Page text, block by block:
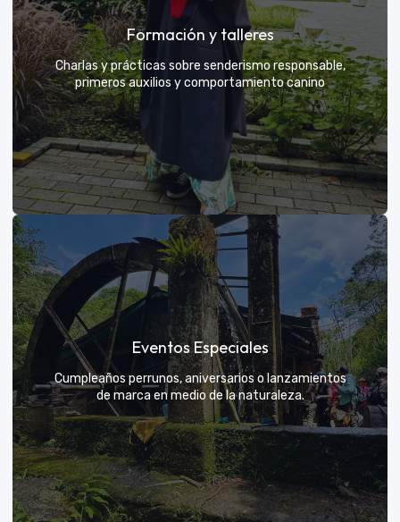
Tú eliges el parche y nosotros nos encargamos de
una aventura exclusiva
Formación y talleres
Charlas y prácticas sobre senderismo responsable,
primeros auxilios y comportamiento canino
Formación y talleres
Aprende de expertos a ser el mejor guía para tu
propio explorador
VER MÁS
Eventos Especiales
Cumpleaños perrunos, aniversarios o lanzamientos
de marca en medio de la naturaleza.